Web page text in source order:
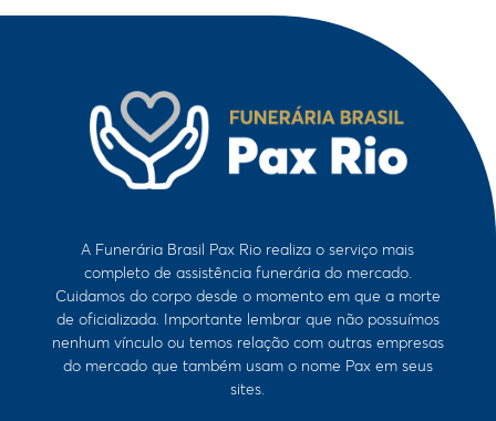
A Funerária Brasil Pax Rio realiza o serviço mais
completo de assistência funerária do mercado.
Cuidamos do corpo desde o momento em que a morte
de oficializada. Importante lembrar que não possuímos
nenhum vínculo ou temos relação com outras empresas
do mercado que também usam o nome Pax em seus
sites.